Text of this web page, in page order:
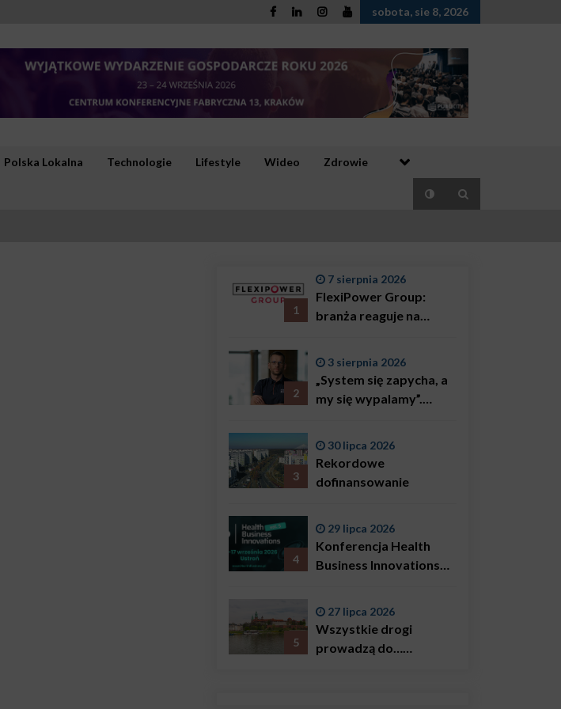
sobota, sie 8, 2026
Polska Lokalna Technologie Lifestyle Wideo Zdrowie
1
7 sierpnia 2026
FlexiPower Group:
branża reaguje na
2
3 sierpnia 2026
„System się zapycha, a
my się wypalamy”.
Bączkowski, mówi
wprost: problemem są
3
30 lipca 2026
Rekordowe
dofinansowanie
4
29 lipca 2026
Konferencja Health
Business Innovations
5
27 lipca 2026
Wszystkie drogi
prowadzą do…